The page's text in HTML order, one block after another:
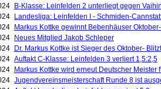
B-Klasse: Leinfelden 2 unterliegt gegen
Landesliga: Leinfelden I - Schmiden-
Markus Kottke gewinnt Bebenhäuser
Neues Mitglied Jakob Schleper
Dr. Markus Kottke ist Sieger des Oktober-
Auftakt C-Klasse: Leinfelden 3 verliert 1,5:2,5
Markus Kottke wird erneut Deutscher Meister
Jugendvereinsmeisterschaft Runde 8 ist